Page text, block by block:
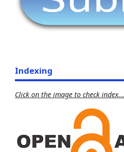
Indexing
Click on the image to check index...